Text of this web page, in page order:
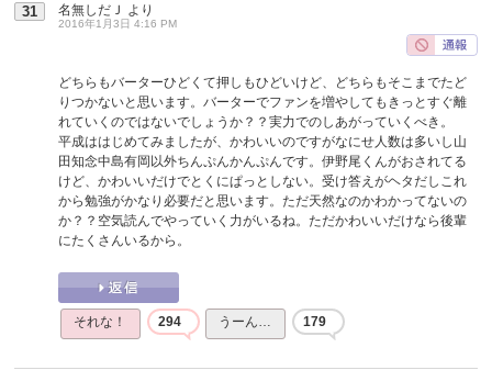
31 名無しだＪ より
2016年1月3日 4:16 PM
どちらもバーターひどくて押しもひどいけど、どちらもそこまでたど
りつかないと思います。バーターでファンを増やしてもきっとすぐ離
れていくのではないでしょうか？？実力でのしあがっていくべき。
平成ははじめてみましたが、かわいいのですがなにせ人数は多いし山
田知念中島有岡以外ちんぷんかんぷんです。伊野尾くんがおされてる
けど、かわいいだけでとくにぱっとしない。受け答えがヘタだしこれ
から勉強がかなり必要だと思います。ただ天然なのかわかってないの
か？？空気読んでやっていく力がいるね。ただかわいいだけなら後輩
にたくさんいるから。
それな！ 294 うーん… 179